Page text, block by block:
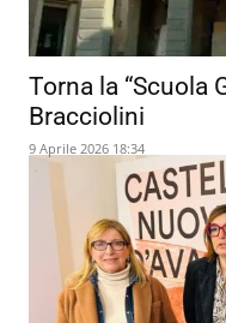
Torna la “Scuola
Bracciolini
9 Aprile 2026 18:34